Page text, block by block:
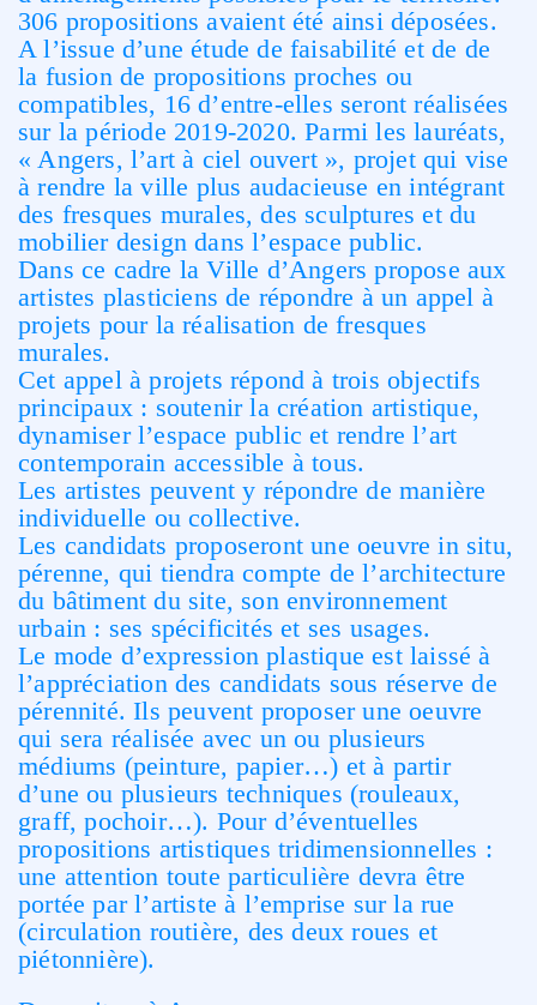
306 propositions avaient été ainsi déposées.
A l’issue d’une étude de faisabilité et de de
la fusion de propositions proches ou
compatibles, 16 d’entre-elles seront réalisées
sur la période 2019-2020. Parmi les lauréats,
« Angers, l’art à ciel ouvert », projet qui vise
à rendre la ville plus audacieuse en intégrant
des fresques murales, des sculptures et du
mobilier design dans l’espace public.
Dans ce cadre la Ville d’Angers propose aux
artistes plasticiens de répondre à un appel à
projets pour la réalisation de fresques
murales.
Cet appel à projets répond à trois objectifs
principaux : soutenir la création artistique,
dynamiser l’espace public et rendre l’art
contemporain accessible à tous.
Les artistes peuvent y répondre de manière
individuelle ou collective.
Les candidats proposeront une oeuvre in situ,
pérenne, qui tiendra compte de l’architecture
du bâtiment du site, son environnement
urbain : ses spécificités et ses usages.
Le mode d’expression plastique est laissé à
l’appréciation des candidats sous réserve de
pérennité. Ils peuvent proposer une oeuvre
qui sera réalisée avec un ou plusieurs
médiums (peinture, papier…) et à partir
d’une ou plusieurs techniques (rouleaux,
graff, pochoir…). Pour d’éventuelles
propositions artistiques tridimensionnelles :
une attention toute particulière devra être
portée par l’artiste à l’emprise sur la rue
(circulation routière, des deux roues et
piétonnière).